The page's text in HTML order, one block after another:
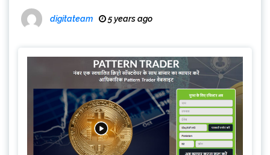
digitateam 5 years ago